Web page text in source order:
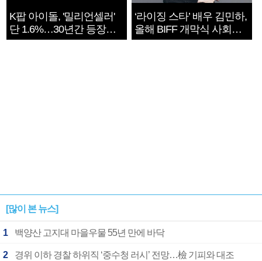
K팝 아이돌, '밀리언셀러'
단 1.6%…30년간 등장
1182개팀 전수조사
‘라이징 스타’ 배우 김민하,
올해 BIFF 개막식 사회자
확정
[많이 본 뉴스]
1 백양산 고지대 마을우물 55년 만에 바닥
2 경위 이하 경찰 하위직 ‘중수청 러시’ 전망…檢 기피와 대조